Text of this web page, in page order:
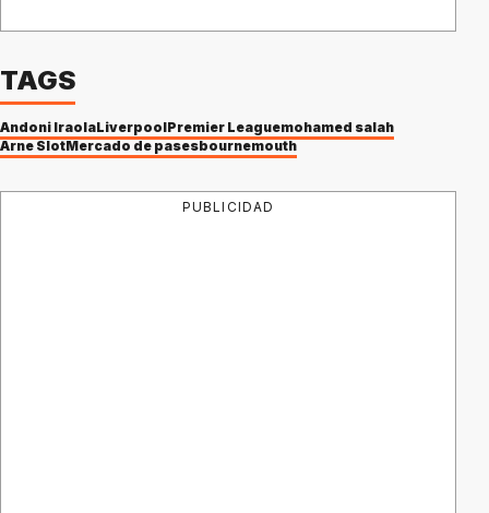
TAGS
Andoni IraolaLiverpoolPremier Leaguemohamed salah
Arne SlotMercado de pasesbournemouth
PUBLICIDAD